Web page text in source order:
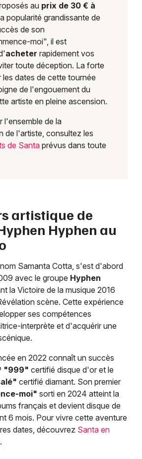
au prix de 30 € à
popularité grandissante de
de son
moi", il est
acheter rapidement vos
toute déception. La forte
les dates de cette tournée
de l'engouement du
artiste en pleine ascension.
l'ensemble de la
de l'artiste, consultez les
de Santaprévus dans toute
artistique de
Hyphen au
Samanta Cotta, s'est d'abord
avec le groupe Hyphen
la Victoire de la musique 2016
scène. Cette expérience
ses compétences
interprète et d'acquérir une
en 2022 connaît un succès
"999" certifié disque d'or et le
certifié diamant. Son premier
moi" sorti en 2024 atteint la
français et devient disque de
6 mois. Pour vivre cette aventure
dates, découvrez Santa en
.